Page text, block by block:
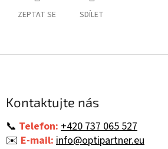
ZEPTAT SE SDÍLET
Kontaktujte nás
📞 Telefon: +420 737 065 527
✉️ E-mail: info@optipartner.eu